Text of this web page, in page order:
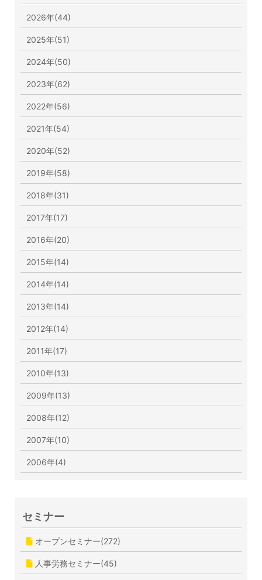
2026年(44)
2025年(51)
2024年(50)
2023年(62)
2022年(56)
2021年(54)
2020年(52)
2019年(58)
2018年(31)
2017年(17)
2016年(20)
2015年(14)
2014年(14)
2013年(14)
2012年(14)
2011年(17)
2010年(13)
2009年(13)
2008年(12)
2007年(10)
2006年(4)
セミナー
オープンセミナー(272)
人事労務セミナー(45)